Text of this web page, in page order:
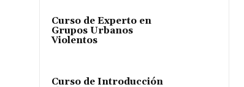
Curso de Experto en
Grupos Urbanos
Violentos
Curso de Introducción